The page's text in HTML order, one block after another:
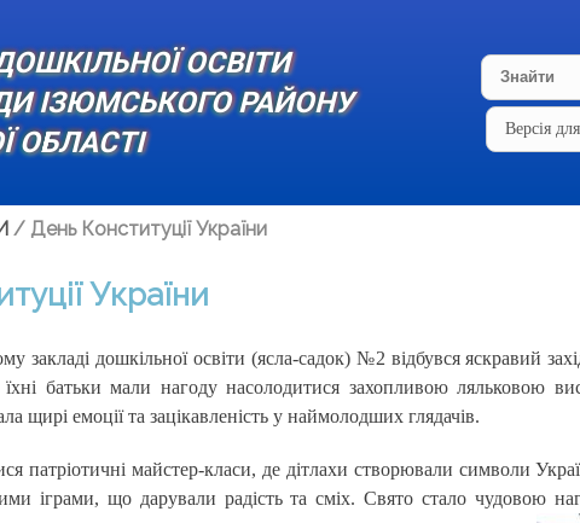
ОСВІТИ
ІЗЮМСЬКОГО РАЙОНУ
ОБЛАСТІ
Версія
/ День Конституції України
України
закладі дошкільної освіти (ясла-садок) №2 відбувся яскравий
батьки мали нагоду насолодитися захопливою ляльковою
щирі емоції та зацікавленість у наймолодших глядачів.
патріотичні майстер-класи, де дітлахи створювали символи
іграми, що дарували радість та сміх. Свято стало чудовою